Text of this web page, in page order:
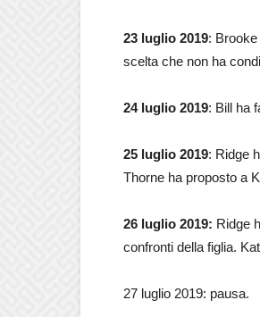
23 luglio 2019:
scelta che non ha
24 luglio 2019: Bill ha
25 luglio 2019: Ridge
Thorne ha proposto a
26 luglio 2019: Ridge
confronti della figlia.
27 luglio 2019: pausa.